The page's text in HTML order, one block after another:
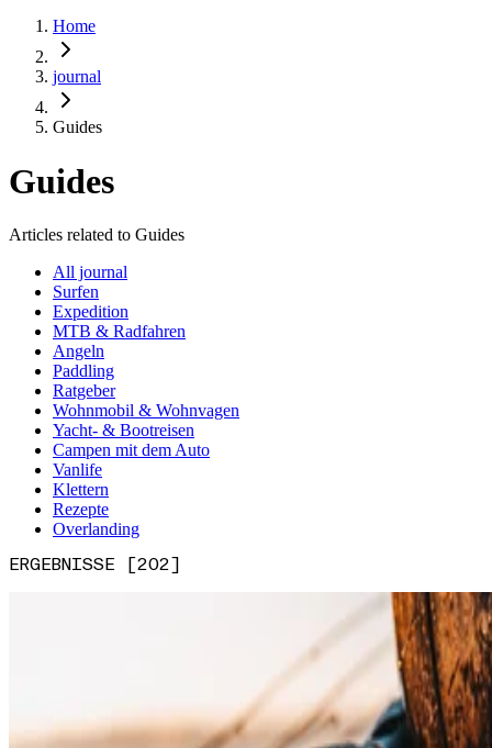
Home
journal
Guides
Guides
Articles related to Guides
All journal
Surfen
Expedition
MTB & Radfahren
Angeln
Paddling
Ratgeber
Wohnmobil & Wohnvagen
Yacht- & Bootreisen
Campen mit dem Auto
Vanlife
Klettern
Rezepte
Overlanding
ERGEBNISSE [202]